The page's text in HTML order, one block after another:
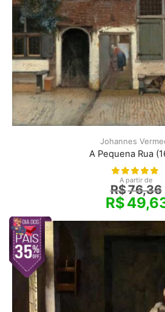
Johannes
A Pequena Rua
A partir de
R$76,36
R$